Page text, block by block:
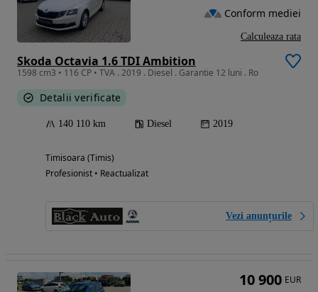
Skoda Octavia 1.6 TDI Ambition
1598 cm3 • 116 CP • TVA . 2019 . Diesel . Garantie 12 luni . Ro
Detalii verificate
140 110 km Diesel 2019
Timisoara (Timis)
Profesionist • Reactualizat
Vezi anunțurile
Conform mediei
Calculeaza rata
10 900 EUR